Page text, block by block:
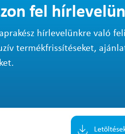
fel
hírlevelünkre való
termékfrissítéseket,